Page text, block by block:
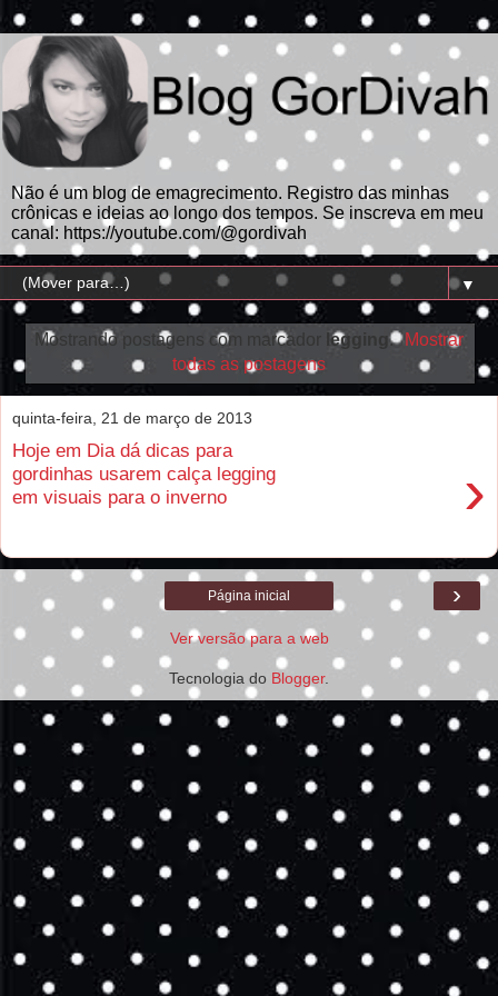
Não é um blog de emagrecimento. Registro das minhas
crônicas e ideias ao longo dos tempos. Se inscreva em meu
canal: https://youtube.com/@gordivah
▼
Mostrando postagens com marcador legging . Mostrar
todas as postagens
quinta-feira, 21 de março de 2013
Hoje em Dia dá dicas para
gordinhas usarem calça legging
em visuais para o inverno
›
›
Página inicial
Ver versão para a web
Tecnologia do Blogger.